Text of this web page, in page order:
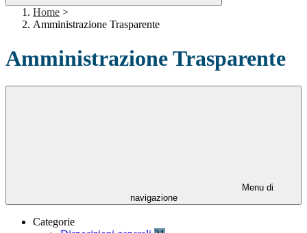
Home >
Amministrazione Trasparente
Amministrazione Trasparente
Menu di
navigazione
Categorie